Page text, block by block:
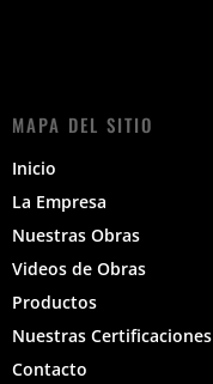
MAPA DEL SITIO
Inicio
La Empresa
Nuestras Obras
Videos de Obras
Productos
Nuestras Certificaciones
Contacto